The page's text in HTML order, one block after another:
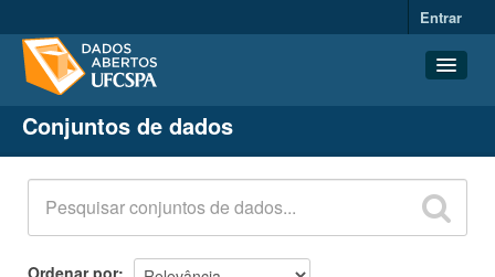
Entrar
Conjuntos de dados
Organizações
Grupos
Sobre
Conjuntos de dados
Ordenar por